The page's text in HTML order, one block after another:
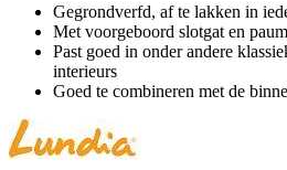
Gegrondverfd, af te lakken in
Met voorgeboord slotgat en
Past goed in onder andere
interieurs
Goed te combineren met de